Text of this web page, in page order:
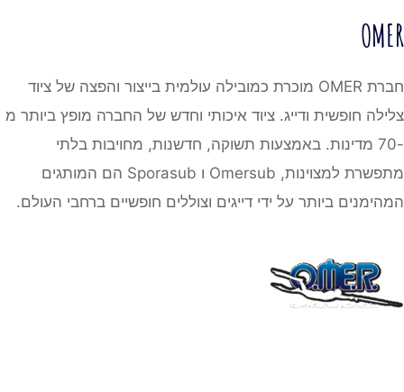
OMER
חברת OMER מוכרת כמובילה עולמית בייצור והפצה של ציוד
צלילה חופשית ודייג. ציוד איכותי וחדש של החברה מופץ ביותר מ
-70 מדינות. באמצעות תשוקה, חדשנות, מחויבות בלתי
מתפשרת למצוינות, Omersub ו Sporasub הם המותגים
המהימנים ביותר על ידי דייגים וצוללים חופשיים ברחבי העולם.